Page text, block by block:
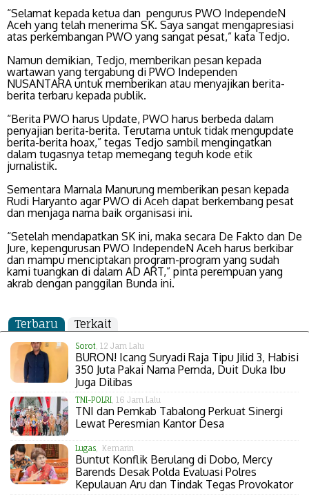
“Selamat kepada ketua dan pengurus PWO IndependeN
Aceh yang telah menerima SK. Saya sangat mengapresiasi
atas perkembangan PWO yang sangat pesat,” kata Tedjo.
Namun demikian, Tedjo, memberikan pesan kepada
wartawan yang tergabung di PWO Independen
NUSANTARA untuk memberikan atau menyajikan berita-
berita terbaru kepada publik.
“Berita PWO harus Update, PWO harus berbeda dalam
penyajian berita-berita. Terutama untuk tidak mengupdate
berita-berita hoax,” tegas Tedjo sambil mengingatkan
dalam tugasnya tetap memegang teguh kode etik
jurnalistik.
Sementara Marnala Manurung memberikan pesan kepada
Rudi Haryanto agar PWO di Aceh dapat berkembang pesat
dan menjaga nama baik organisasi ini.
“Setelah mendapatkan SK ini, maka secara De Fakto dan De
Jure, kepengurusan PWO IndependeN Aceh harus berkibar
dan mampu menciptakan program-program yang sudah
kami tuangkan di dalam AD ART,” pinta perempuan yang
akrab dengan panggilan Bunda ini.
Terbaru Terkait
Sorot, 12 Jam Lalu
BURON! Icang Suryadi Raja Tipu Jilid 3, Habisi
350 Juta Pakai Nama Pemda, Duit Duka Ibu
Juga Dilibas
TNI-POLRI, 16 Jam Lalu
TNI dan Pemkab Tabalong Perkuat Sinergi
Lewat Peresmian Kantor Desa
Lugas, Kemarin
Buntut Konflik Berulang di Dobo, Mercy
Barends Desak Polda Evaluasi Polres
Kepulauan Aru dan Tindak Tegas Provokator